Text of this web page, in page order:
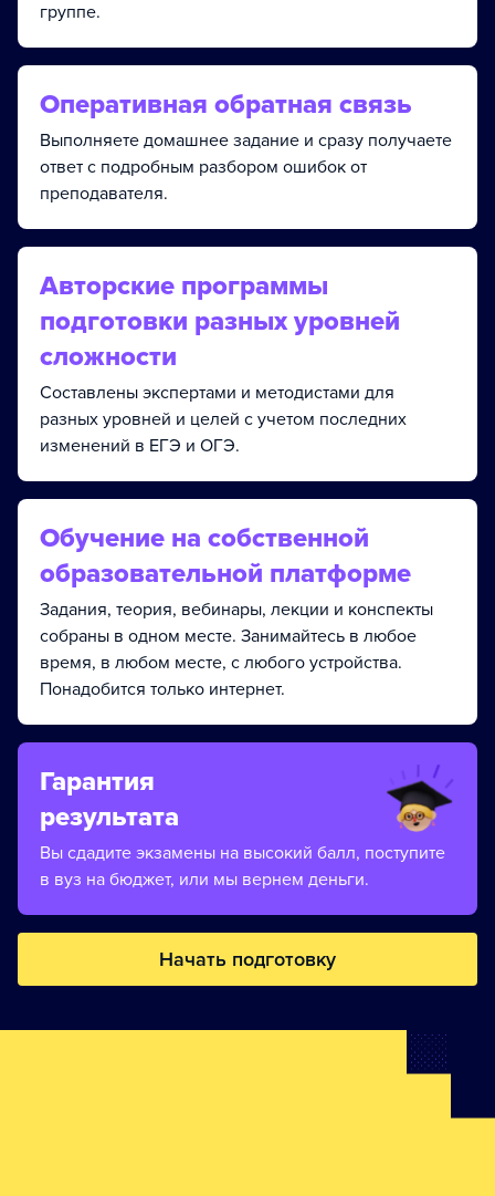
группе.
Оперативная обратная связь
Выполняете домашнее задание и сразу получаете
ответ с подробным разбором ошибок от
преподавателя.
Авторские программы
подготовки разных уровней
сложности
Составлены экспертами и методистами для
разных уровней и целей с учетом последних
изменений в ЕГЭ и ОГЭ.
Обучение на собственной
образовательной платформе
Задания, теория, вебинары, лекции и конспекты
собраны в одном месте. Занимайтесь в любое
время, в любом месте, с любого устройства.
Понадобится только интернет.
Гарантия
результата
Вы сдадите экзамены на высокий балл, поступите
в вуз на бюджет, или мы вернем деньги.
Начать подготовку